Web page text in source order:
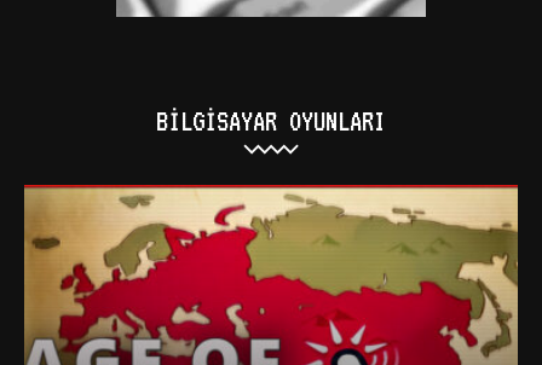
BILGISAYAR OYUNLARI